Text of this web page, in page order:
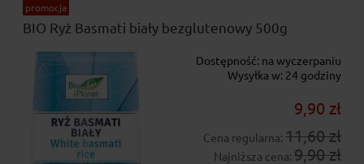
BIO Ryż Basmati biały bezglutenowy 500g
Dostępność: na wyczerpaniu
Wysyłka w: 24 godziny
9,90 zł
Cena regularna: 11,60 zł
Najniższa cena: 9,90 zł
promocja